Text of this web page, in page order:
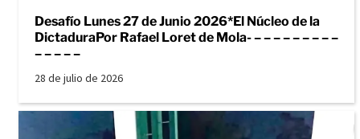
Desafío Lunes 27 de Junio 2026*El Núcleo de la
DictaduraPor Rafael Loret de Mola- – – – – – – – – –
– – – – –
28 de julio de 2026